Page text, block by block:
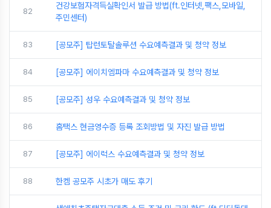
82
건강보험자격득실확인서 발급 방법(ft.인터넷,팩스,모바일,
주민센터)
83 [공모주] 탑런토탈솔루션 수요예측결과 및 청약 정보
84 [공모주] 에이치엠파마 수요예측결과 및 청약 정보
85 [공모주] 성우 수요예측결과 및 청약 정보
86 홈택스 현금영수증 등록 조회방법 및 자진 발급 방법
87 [공모주] 에이럭스 수요예측결과 및 청약 정보
88 한켐 공모주 시초가 매도 후기